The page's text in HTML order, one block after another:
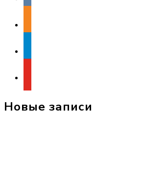
Новые записи